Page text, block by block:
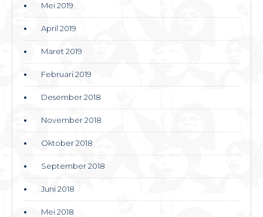
Mei 2019
April 2019
Maret 2019
Februari 2019
Desember 2018
November 2018
Oktober 2018
September 2018
Juni 2018
Mei 2018